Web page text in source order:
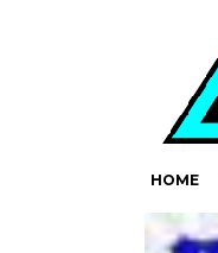
HOME